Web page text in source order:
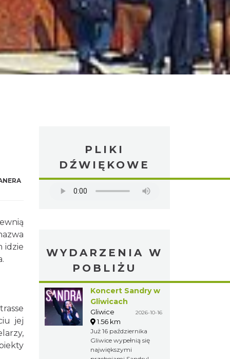
idzie
jej
PLIKI
DŹWIĘKOWE
WYDARZENIA W
POBLIŻU
Koncert Sandry w
Gliwicach
Gliwice 2026-10-16
1.56 km
Już 16 października
Gliwice wypełnią się
największymi